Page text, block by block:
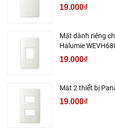
19.000₫
Mặt dành riêng
Halumie
19.000₫
Mặt 2 thiết bị
19.000₫